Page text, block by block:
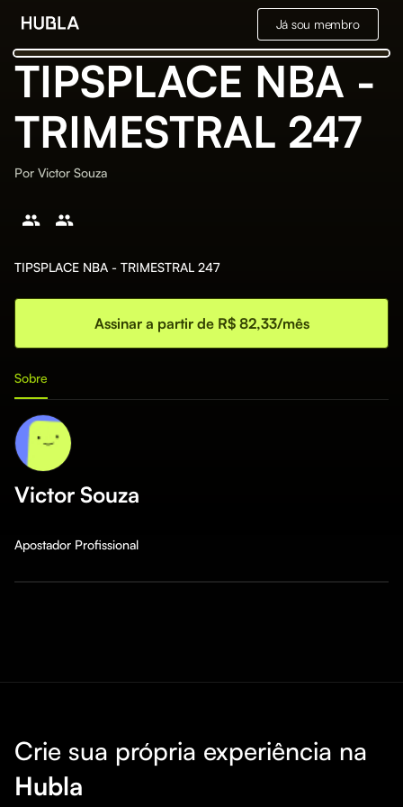
Já sou membro
TIPSPLACE NBA -
TRIMESTRAL 247
Por Victor Souza
TIPSPLACE NBA - TRIMESTRAL 247
Assinar a partir de R$ 82,33/mês
Sobre
Victor Souza
Apostador Profissional
Crie sua própria experiência na
Hubla